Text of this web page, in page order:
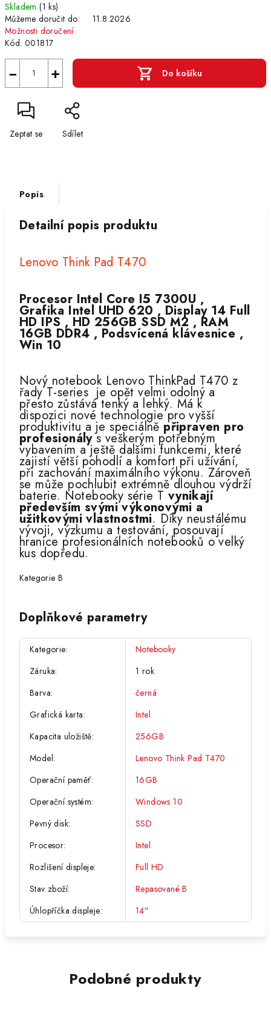
cena:
Skladem(1 ks)
Můžeme doručit do:
11.8.2026
Možnosti doručení
Kód: 001817
+
− Do košíku
Zeptat se Sdílet
Popis
Detailní popis produktu
Lenovo Think Pad T470
Procesor Intel Core I5 7300U ,
Grafika Intel UHD 620 , Display 14 Full
HD IPS , HD 256GB SSD M2 , RAM
16GB DDR4 , Podsvícená klávesnice ,
Win 10
Nový notebook Lenovo ThinkPad T470 z
řady T-series je opět velmi odolný a
přesto zůstává tenký a lehký. Má k
dispozici nové technologie pro vyšší
produktivitu a je speciálně připraven pro
profesionálys veškerým potřebným
vybavením a ještě dalšími funkcemi, které
zajistí větší pohodlí a komfort při užívání,
při zachování maximálního výkonu. Zároveň
se může pochlubit extrémně dlouhou výdrží
baterie. Notebooky série T vynikají
především svými výkonovými a
užitkovými vlastnostmi. Díky neustálému
vývoji, výzkumu a testování, posouvají
hranice profesionálních notebooků o velký
kus dopředu.
Kategorie B
Doplňkové parametry
Kategorie:
Notebooky
Záruka:
1 rok
Barva:
černá
Grafická karta:
Intel
Kapacita uložiště:
256GB
Model:
Lenovo Think Pad T470
Operační paměť:
16GB
Operační systém:
Windows 10
Pevný disk:
SSD
Procesor:
Intel
Rozlišení displeje:
Full HD
Stav zboží:
Repasované B
Úhlopříčka displeje: 14"
Podobné produkty